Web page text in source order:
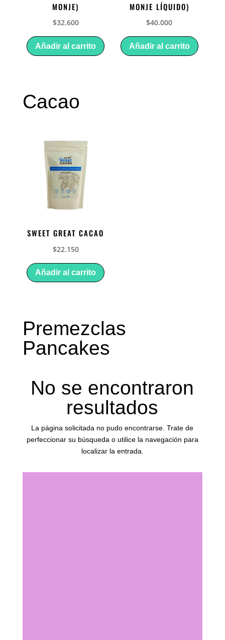
MONJE)
$32.600
Añadir al carrito
MONJE LÍQUIDO)
$40.000
Añadir al carrito
Cacao
SWEET GREAT CACAO
$22.150
Añadir al carrito
Premezclas
Pancakes
No se encontraron
resultados
La página solicitada no pudo encontrarse. Trate de
perfeccionar su búsqueda o utilice la navegación para
localizar la entrada.